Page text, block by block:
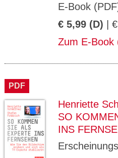
E-Book
€ 5,99 (D) |
Zum E-Book
PDF
Henriette
SO
INS